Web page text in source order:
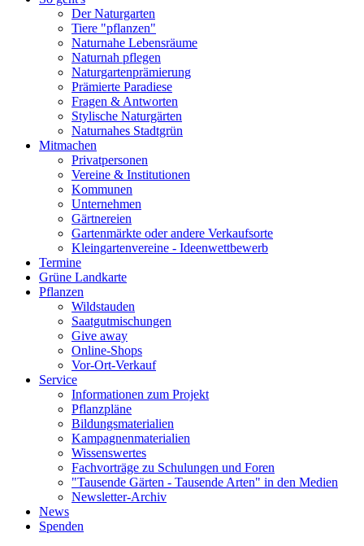
Der Naturgarten
Tiere "pflanzen"
Naturnahe Lebensräume
Naturnah pflegen
Naturgartenprämierung
Prämierte Paradiese
Fragen & Antworten
Stylische Naturgärten
Naturnahes Stadtgrün
Mitmachen
Privatpersonen
Vereine & Institutionen
Kommunen
Unternehmen
Gärtnereien
Gartenmärkte oder andere Verkaufsorte
Kleingartenvereine - Ideenwettbewerb
Termine
Grüne Landkarte
Pflanzen
Wildstauden
Saatgutmischungen
Give away
Online-Shops
Vor-Ort-Verkauf
Service
Informationen zum Projekt
Pflanzpläne
Bildungsmaterialien
Kampagnenmaterialien
Wissenswertes
Fachvorträge zu Schulungen und Foren
"Tausende Gärten - Tausende Arten" in den Medien
Newsletter-Archiv
News
Spenden